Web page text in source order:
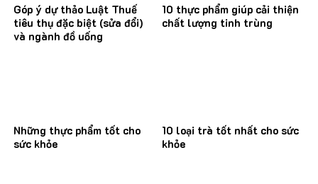
Góp ý dự thảo Luật Thuế
tiêu thụ đặc biệt (sửa đổi)
và ngành đồ uống
10 thực phẩm giúp cải thiện
chất lượng tinh trùng
Những thực phẩm tốt cho
sức khỏe
10 loại trà tốt nhất cho sức
khỏe